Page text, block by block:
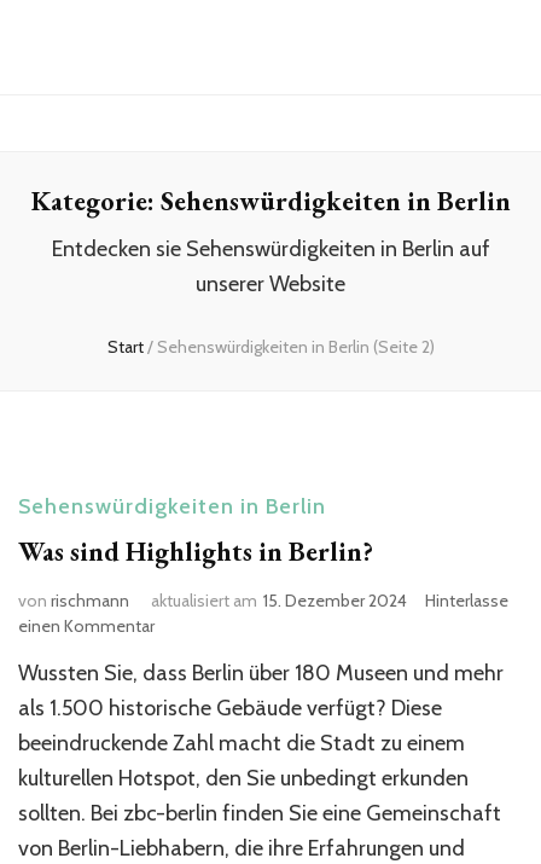
Kategorie: Sehenswürdigkeiten in Berlin
Entdecken sie Sehenswürdigkeiten in Berlin auf
unserer Website
Start/ Sehenswürdigkeiten in Berlin (Seite 2)
Sehenswürdigkeiten in Berlin
Was sind Highlights in Berlin?
von rischmann aktualisiert am 15. Dezember 2024
Hinterlasse
einen Kommentarzu
sind
Highlights
Berlin?
Wussten Sie, dass Berlin über 180 Museen und mehr
als 1.500 historische Gebäude verfügt? Diese
beeindruckende Zahl macht die Stadt zu einem
kulturellen Hotspot, den Sie unbedingt erkunden
sollten. Bei zbc-berlin finden Sie eine Gemeinschaft
von Berlin-Liebhabern, die ihre Erfahrungen und